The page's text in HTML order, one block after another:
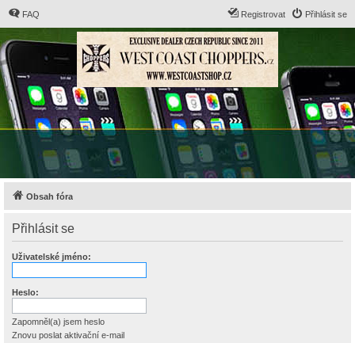
FAQ Přihlásit se
Registrovat
Obsah fóra
Přihlásit se
Uživatelské jméno:
Heslo:
Zapomněl(a) jsem heslo
Znovu poslat aktivační e-mail